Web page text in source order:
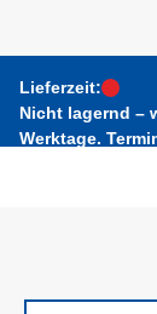
Lieferzeit:
Nicht lagernd –
Werktage.